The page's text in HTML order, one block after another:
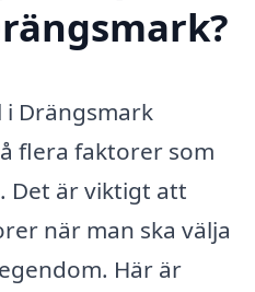
i Drängsmark
flera faktorer som
Det är viktigt att
när man ska välja
Här är